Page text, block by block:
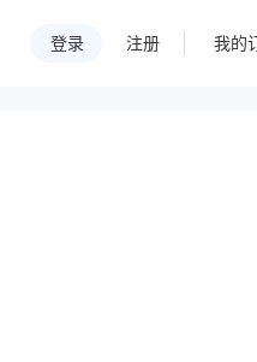
登录 注册 我的